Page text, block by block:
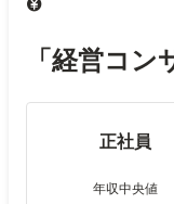
「経営コ
正社員
年収中央値